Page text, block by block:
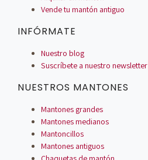
Vende tu mantón antiguo
INFÓRMATE
Nuestro blog
Suscríbete a nuestro newsletter
NUESTROS MANTONES
Mantones grandes
Mantones medianos
Mantoncillos
Mantones antiguos